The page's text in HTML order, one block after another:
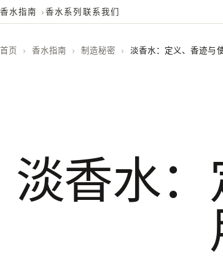
香水指南 香水系列 联系我们
首页 › 香水指南 › 制造秘密 › 淡香水：定义、香迹与
淡香水